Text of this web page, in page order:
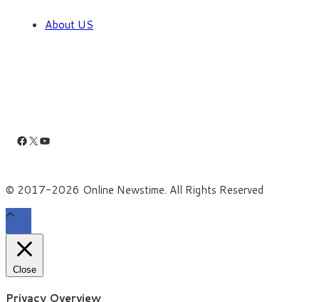
About US
Facebook
X YouTube
© 2017-2026 Online Newstime. All Rights Reserved
Close
Privacy Overview